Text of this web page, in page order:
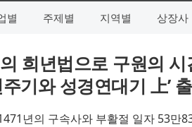
별 주제별 지역별 상장사
희년법으로 구원의
기와 성경연대기 上’
년의 구속사와 부활절 일자 53만